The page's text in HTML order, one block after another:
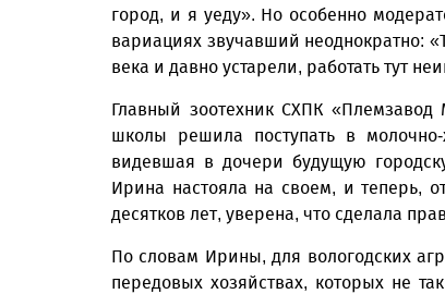
город, и я уеду». Но особенно
вариациях звучавший неоднократно:
века и давно устарели, работать тут
Главный зоотехник СХПК «Племзавод
школы решила поступать в
видевшая в дочери будущую
Ирина настояла на своем, и теперь,
десятков лет, уверена, что сделала
По словам Ирины, для вологодских
передовых хозяйствах, которых не